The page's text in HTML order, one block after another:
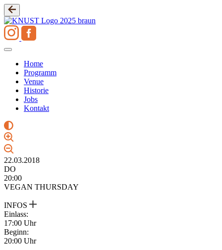
Zum
Inhalt
springen
Home
Programm
Venue
Historie
Jobs
Kontakt
22.03.2018
DO
20:00
VEGAN THURSDAY
INFOS
Einlass:
17:00 Uhr
Beginn:
20:00 Uhr